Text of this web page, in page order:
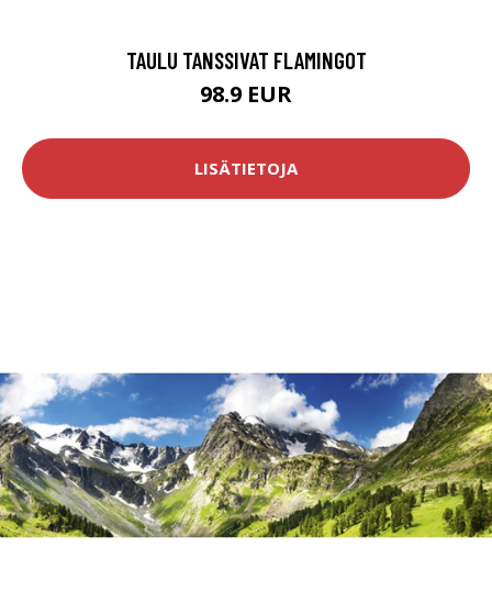
TAULU TANSSIVAT FLAMINGOT
98.9 EUR
LISÄTIETOJA